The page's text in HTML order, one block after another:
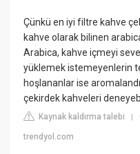
Çünkü en iyi filtre kahve
kahve olarak bilinen
Arabica, kahve içmeyi
yüklemek istemeyenlerin
hoşlananlar ise
çekirdek kahveleri
Kaynak kaldırma talebi |
trendyol.com